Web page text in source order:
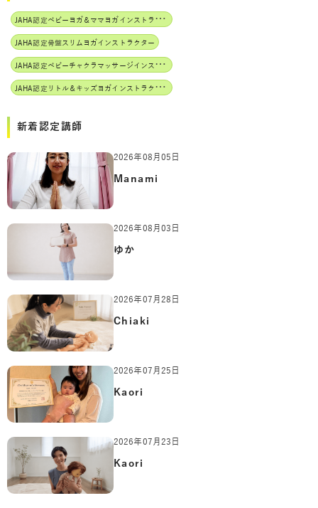
J
AHA認定ベビーヨガ＆ママヨガインストラクター
JAHA認定骨盤スリムヨガインストラクター
J
AHA認定ベビーチャクラマッサージインストラクター
J
AHA認定リトル＆キッズヨガインストラクター
新着認定講師
2026年08月05日
Manami
2026年08月03日
ゆか
2026年07月28日
Chiaki
2026年07月25日
Kaori
2026年07月23日
Kaori